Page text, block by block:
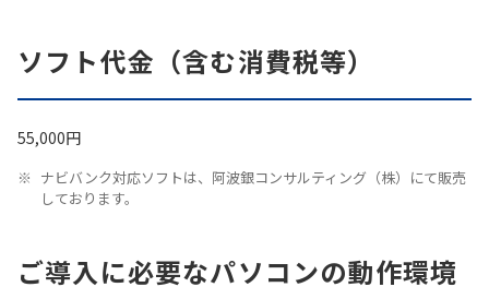
ソフト代金（含む消費税等）
55,000円
ナビバンク対応ソフトは、阿波銀コンサルティング（株）にて販売
しております。
ご導入に必要なパソコンの動作環境